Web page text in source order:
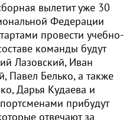
вылетит уже 30
Федерации
провести учебно-
команды будут
Лазовский, Иван
Павел Белько, а также
Дарья Кудаева и
прибудут
отвечают за